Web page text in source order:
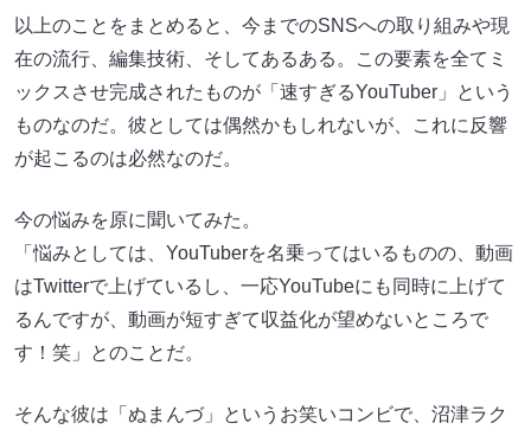
以上のことをまとめると、今までのSNSへの取り組みや現
在の流行、編集技術、そしてあるある。この要素を全てミ
ックスさせ完成されたものが「速すぎるYouTuber」という
ものなのだ。彼としては偶然かもしれないが、これに反響
が起こるのは必然なのだ。
今の悩みを原に聞いてみた。
「悩みとしては、YouTuberを名乗ってはいるものの、動画
はTwitterで上げているし、一応YouTubeにも同時に上げて
るんですが、動画が短すぎて収益化が望めないところで
す！笑」とのことだ。
そんな彼は「ぬまんづ」というお笑いコンビで、沼津ラク